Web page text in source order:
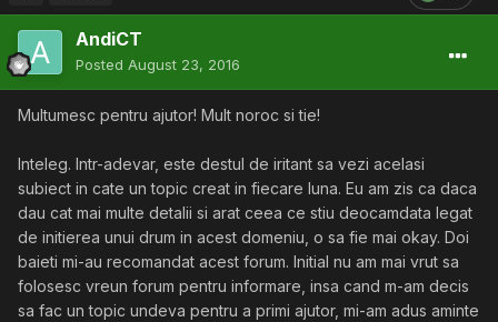
AndiCT
Posted August 23, 2016
Multumesc pentru ajutor! Mult noroc si tie!
Inteleg. Intr-adevar, este destul de iritant sa vezi acelasi
subiect in cate un topic creat in fiecare luna. Eu am zis ca daca
dau cat mai multe detalii si arat ceea ce stiu deocamdata legat
de initierea unui drum in acest domeniu, o sa fie mai okay. Doi
baieti mi-au recomandat acest forum. Initial nu am mai vrut sa
folosesc vreun forum pentru informare, insa cand m-am decis
sa fac un topic undeva pentru a primi ajutor, mi-am adus aminte